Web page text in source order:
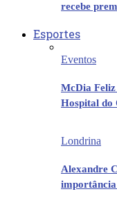
recebe
Esportes
Eventos
McDia
Hospital
Londrina
Alexandre